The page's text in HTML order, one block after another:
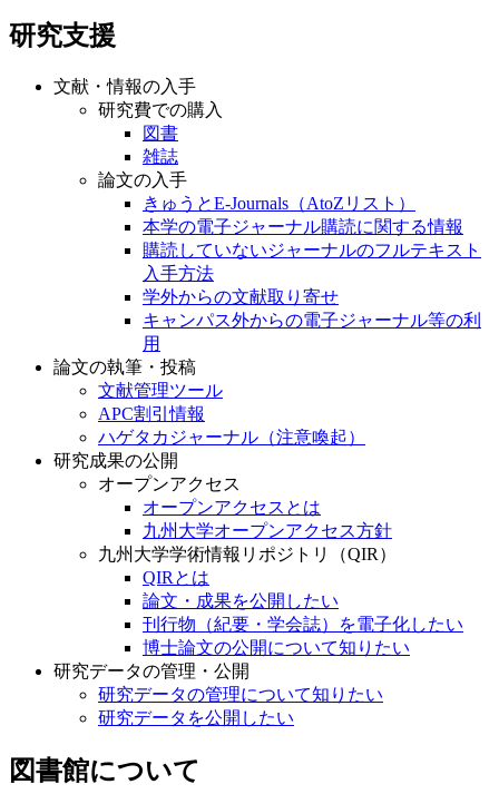
研究支援
文献・情報の入手
研究費での購入
図書
雑誌
論文の入手
きゅうとE-Journals（AtoZリスト）
本学の電子ジャーナル購読に関する情報
購読していないジャーナルのフルテキスト
入手方法
学外からの文献取り寄せ
キャンパス外からの電子ジャーナル等の利
用
論文の執筆・投稿
文献管理ツール
APC割引情報
ハゲタカジャーナル（注意喚起）
研究成果の公開
オープンアクセス
オープンアクセスとは
九州大学オープンアクセス方針
九州大学学術情報リポジトリ（QIR）
QIRとは
論文・成果を公開したい
刊行物（紀要・学会誌）を電子化したい
博士論文の公開について知りたい
研究データの管理・公開
研究データの管理について知りたい
研究データを公開したい
図書館について